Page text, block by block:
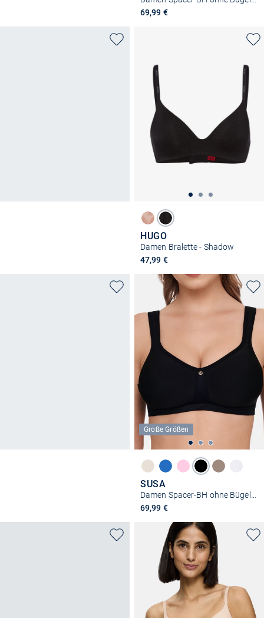
69,99 €
HUGO
Damen Bralette - Shadow
47,99 €
Große Größen
SUSA
Damen Spacer-BH ohne Bügel - Catania
69,99 €